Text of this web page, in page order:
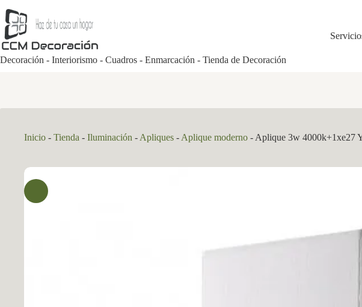
al
contenido
Decoración - Interiorismo - Cuadros - Enmarcación - Tienda de Decoración
Inicio - Tienda - Iluminación - Apliques - Aplique moderno - Aplique 3w 4000k+1xe27